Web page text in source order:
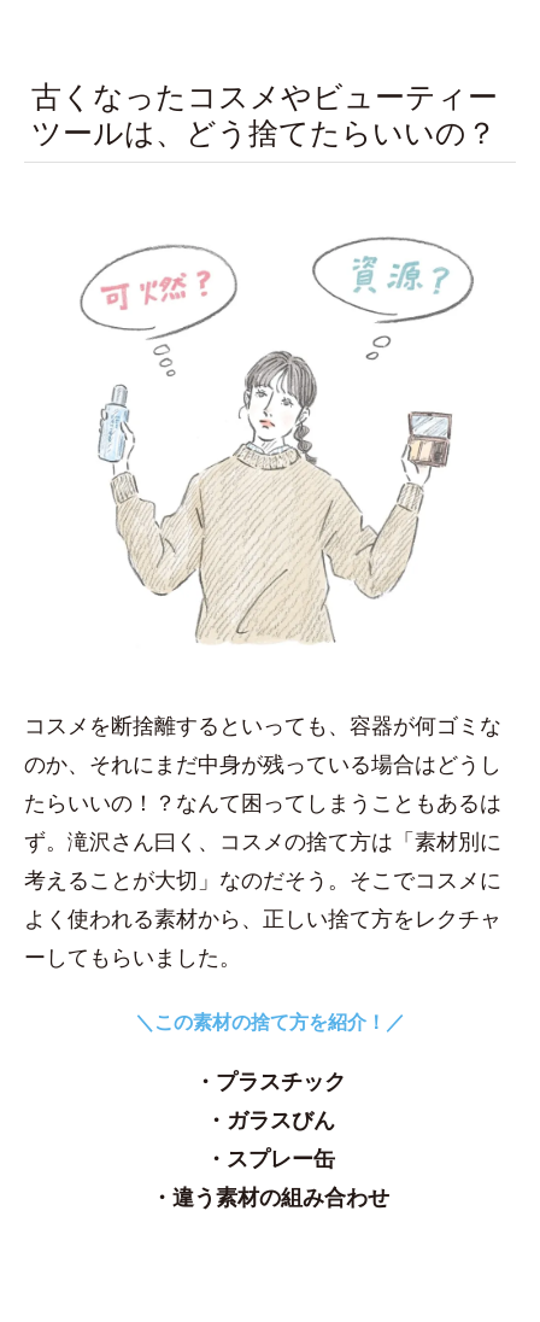
古くなったコスメやビューティー
ツールは、どう捨てたらいいの？
コスメを断捨離するといっても、容器が何ゴミな
のか、それにまだ中身が残っている場合はどうし
たらいいの！？なんて困ってしまうこともあるは
ず。滝沢さん曰く、コスメの捨て方は「素材別に
考えることが大切」なのだそう。そこでコスメに
よく使われる素材から、正しい捨て方をレクチャ
ーしてもらいました。
＼この素材の捨て方を紹介！／
・プラスチック
・ガラスびん
・スプレー缶
・違う素材の組み合わせ